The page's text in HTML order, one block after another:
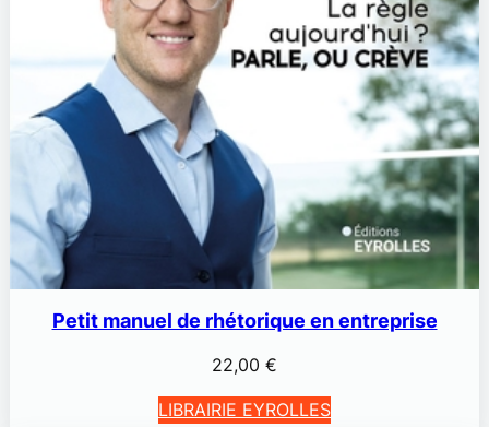
Petit manuel de rhétorique en entreprise
22,00 €
LIBRAIRIE EYROLLES